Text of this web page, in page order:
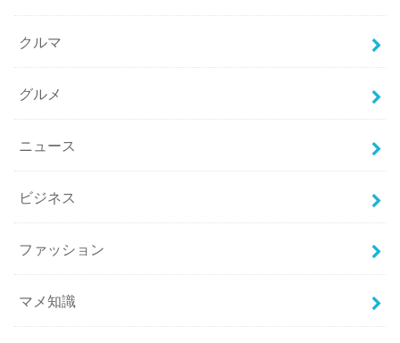
クルマ
グルメ
ニュース
ビジネス
ファッション
マメ知識